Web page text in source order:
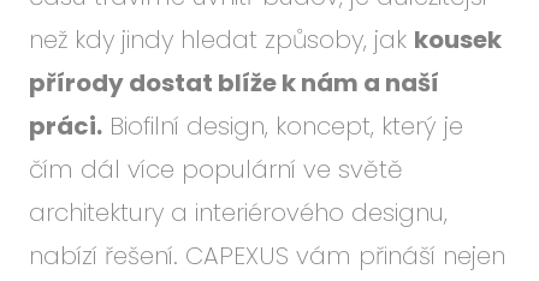
než kdy jindy hledat způsoby, jak kousek
přírody dostat blíže k nám a naší
práci. Biofilní design, koncept, který je
čím dál více populární ve světě
architektury a interiérového designu,
nabízí řešení. CAPEXUS vám přináší nejen